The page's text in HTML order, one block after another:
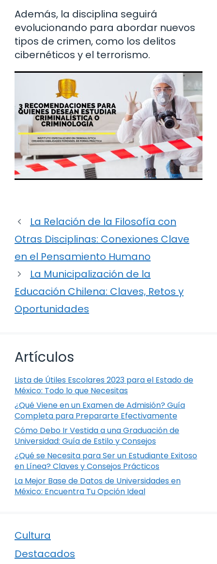
Además, la disciplina seguirá
evolucionando para abordar nuevos
tipos de crimen, como los delitos
cibernéticos y el terrorismo.
La Relación de la Filosofía con
Otras Disciplinas: Conexiones Clave
en el Pensamiento Humano
La Municipalización de la
Educación Chilena: Claves, Retos y
Oportunidades
Artículos
Lista de Útiles Escolares 2023 para el Estado de
México: Todo lo que Necesitas
¿Qué Viene en un Examen de Admisión? Guía
Completa para Prepararte Efectivamente
Cómo Debo Ir Vestida a una Graduación de
Universidad: Guía de Estilo y Consejos
¿Qué se Necesita para Ser un Estudiante Exitoso
en Línea? Claves y Consejos Prácticos
La Mejor Base de Datos de Universidades en
México: Encuentra Tu Opción Ideal
Cultura
Destacados